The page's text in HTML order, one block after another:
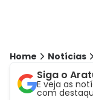
Home Notícias
Siga o
E veja as
com